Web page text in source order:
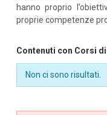
hanno proprio
proprie competenze
Contenuti con Corsi
Non ci sono risultati.